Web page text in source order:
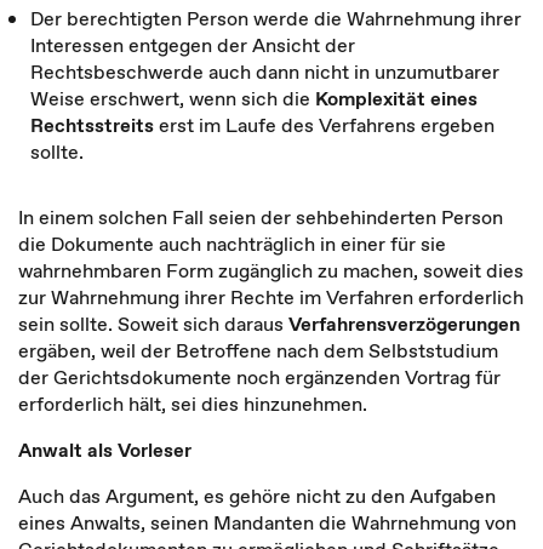
Der berechtigten Person werde die Wahrnehmung ihrer
Interessen entgegen der Ansicht der
Rechtsbeschwerde auch dann nicht in unzumutbarer
Weise erschwert, wenn sich die Komplexität eines
Rechtsstreitserst im Laufe des Verfahrens ergeben
sollte.
In einem solchen Fall seien der sehbehinderten Person
die Dokumente auch nachträglich in einer für sie
wahrnehmbaren Form zugänglich zu machen, soweit dies
zur Wahrnehmung ihrer Rechte im Verfahren erforderlich
sein sollte. Soweit sich daraus Verfahrensverzögerungen
ergäben, weil der Betroffene nach dem Selbststudium
der Gerichtsdokumente noch ergänzenden Vortrag für
erforderlich hält, sei dies hinzunehmen.
Anwalt als Vorleser
Auch das Argument, es gehöre nicht zu den Aufgaben
eines Anwalts, seinen Mandanten die Wahrnehmung von